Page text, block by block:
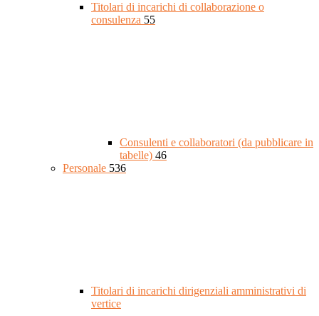
Titolari di incarichi di collaborazione o
consulenza 55
Consulenti e collaboratori (da pubblicare in
tabelle) 46
Personale 536
Titolari di incarichi dirigenziali amministrativi di
vertice